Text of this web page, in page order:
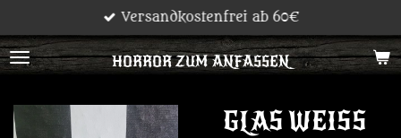
Hauptinhalt
springen
HORROR ZUM ANFASSEN
Versandkostenfrei ab 60€
GLAS WEISS M